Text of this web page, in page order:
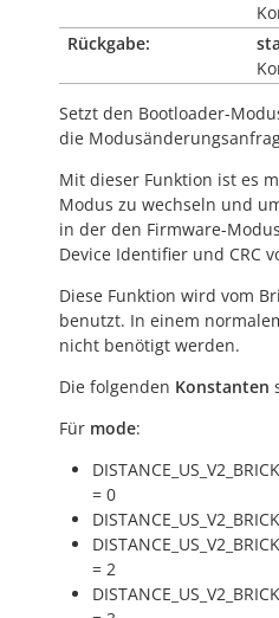
Rückgabe:
Setzt den Bootloader-
die
Mit dieser Funktion ist es
Modus zu wechseln und
in der den Firmware-
Device Identifier und CRC
Diese Funktion wird vom
benutzt. In einem
nicht benötigt werden.
Die folgenden Konstanten
Für mode:
= 0
= 2